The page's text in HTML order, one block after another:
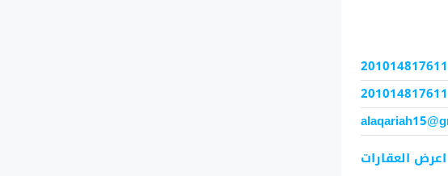
201014817611
201014817611
اعرض العقارات